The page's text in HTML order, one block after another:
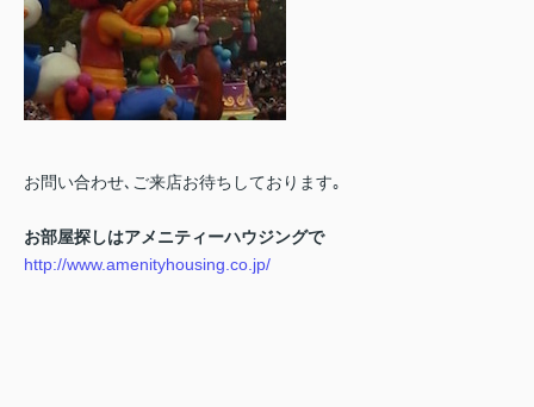
お問い合わせ､ご来店お待ちしております｡
お部屋探しはアメニティーハウジングで
http://www.amenityhousing.co.jp/